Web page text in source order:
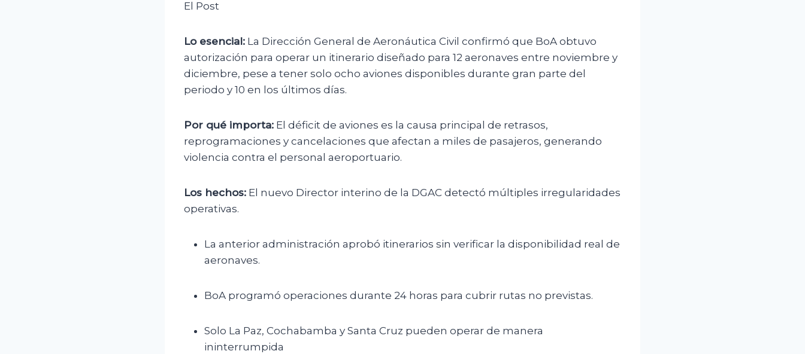
El Post
Lo esencial: La Dirección General de Aeronáutica Civil confirmó que BoA obtuvo
autorización para operar un itinerario diseñado para 12 aeronaves entre noviembre y
diciembre, pese a tener solo ocho aviones disponibles durante gran parte del
periodo y 10 en los últimos días.
Por qué importa: El déficit de aviones es la causa principal de retrasos,
reprogramaciones y cancelaciones que afectan a miles de pasajeros, generando
violencia contra el personal aeroportuario.
Los hechos: El nuevo Director interino de la DGAC detectó múltiples irregularidades
operativas.
La anterior administración aprobó itinerarios sin verificar la disponibilidad real de
aeronaves.
BoA programó operaciones durante 24 horas para cubrir rutas no previstas.
Solo La Paz, Cochabamba y Santa Cruz pueden operar de manera
ininterrumpida